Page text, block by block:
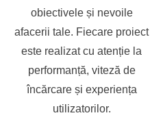
obiectivele și nevoile
afacerii tale. Fiecare proiect
este realizat cu atenție la
performanță, viteză de
încărcare și experiența
utilizatorilor.